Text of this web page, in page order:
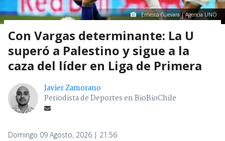
Ernesto Guevara | Agencia UNO
Con Vargas determinante: La U
superó a Palestino y sigue a la
caza del líder en Liga de Primera
Javier Zamorano
Periodista de Deportes en BioBioChile
Domingo 09 Agosto, 2026 | 21:56